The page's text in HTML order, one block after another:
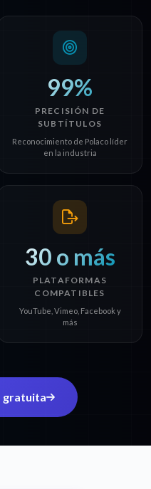
99%
PRECISIÓN DE
SUBTÍTULOS
Reconocimiento de Polaco líder
en la industria
30 o más
PLATAFORMAS
COMPATIBLES
YouTube, Vimeo, Facebook y
más
gratuita